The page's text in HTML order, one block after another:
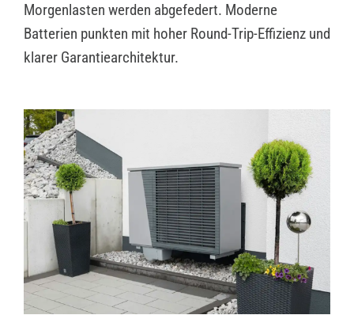
Morgenlasten werden abgefedert. Moderne
Batterien punkten mit hoher Round-Trip-Effizienz und
klarer Garantiearchitektur.